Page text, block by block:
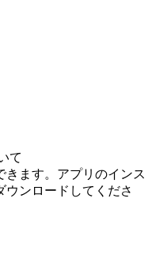
て
きます。アプリのインス
ウンロードしてくださ